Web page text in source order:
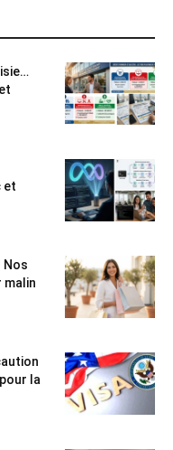
et
Nos
malin
la